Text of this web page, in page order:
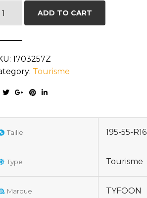
ADD TO CART
1703257Z
Tourisme
Taille 195-55-R16
Type Tourisme
Marque TYFOON